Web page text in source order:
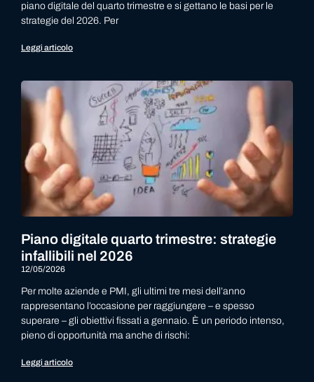
piano digitale del quarto trimestre e si gettano le basi per le
strategie del 2026. Per
Leggi articolo
Piano digitale quarto trimestre: strategie
infallibili nel 2026
12/05/2026
Per molte aziende e PMI, gli ultimi tre mesi dell’anno
rappresentano l’occasione per raggiungere – e spesso
superare – gli obiettivi fissati a gennaio. È un periodo intenso,
pieno di opportunità ma anche di rischi:
Leggi articolo